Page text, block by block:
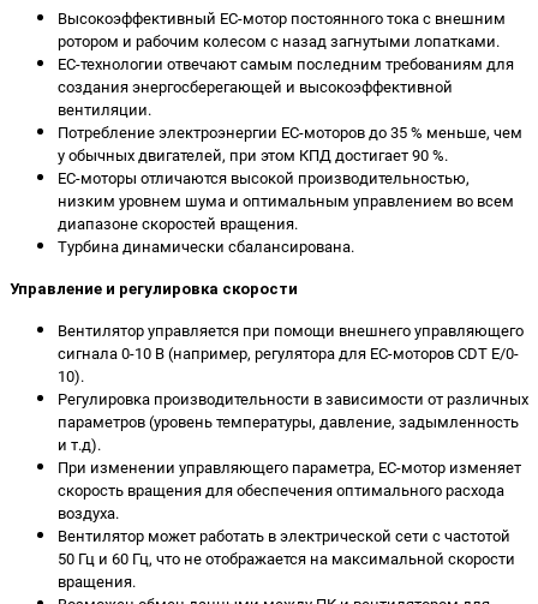
Высокоэффективный ЕС-мотор постоянного тока с внешним
ротором и рабочим колесом с назад загнутыми лопатками.
ЕС-технологии отвечают самым последним требованиям для
создания энергосберегающей и высокоэффективной
вентиляции.
Потребление электроэнергии ЕС-моторов до 35 % меньше, чем
у обычных двигателей, при этом КПД достигает 90 %.
ЕС-моторы отличаются высокой производительностью,
низким уровнем шума и оптимальным управлением во всем
диапазоне скоростей вращения.
Турбина динамически сбалансирована.
Управление и регулировка скорости
Вентилятор управляется при помощи внешнего управляющего
сигнала 0-10 В (например, регулятора для ЕС-моторов CDT E/0-
10).
Регулировка производительности в зависимости от различных
параметров (уровень температуры, давление, задымленность
и т.д).
При изменении управляющего параметра, ЕС-мотор изменяет
скорость вращения для обеспечения оптимального расхода
воздуха.
Вентилятор может работать в электрической сети с частотой
50 Гц и 60 Гц, что не отображается на максимальной скорости
вращения.